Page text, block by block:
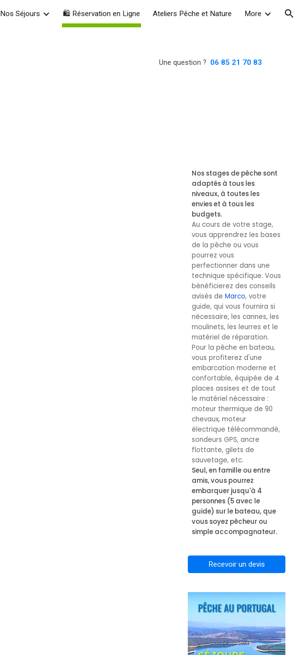
Skip to navigation
Nos Séjours 🛍️ Réservation en Ligne Ateliers Pêche et Nature More
Une question ? 06 85 21 70 83
Nos stages de pêche sont
adaptés à tous les
niveaux, à toutes les
envies et à tous les
budgets.
Au cours de votre stage,
vous apprendrez les bases
de la pêche ou vous
pourrez vous
perfectionner dans une
technique spécifique. Vous
bénéficierez des conseils
avisés deMarco, votre
guide, qui vous fournira si
nécessaire, les cannes, les
moulinets, les leurres et le
matériel de réparation.
Pour la pêche en bateau,
vous profiterez d'une
embarcation moderne et
confortable, équipée de 4
places assises et de tout
le matériel nécessaire :
moteur thermique de 90
chevaux, moteur
électrique télécommandé,
sondeurs GPS, ancre
flottante, gilets de
sauvetage, etc.
Seul, en famille ou entre
amis, vous pourrez
embarquer jusqu'à 4
personnes (5 avec le
guide) sur le bateau, que
vous soyez pêcheur ou
simple accompagnateur.
Recevoir un devis